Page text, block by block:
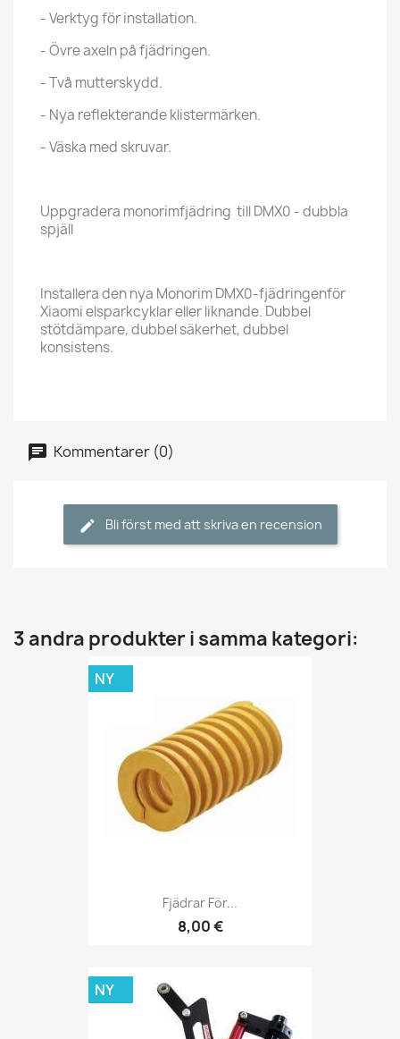
- Verktyg för installation.
- Övre axeln på fjädringen.
- Två mutterskydd.
- Nya reflekterande klistermärken.
- Väska med skruvar.
Uppgradera monorimfjädring till DMX0 - dubbla
spjäll
Installera den nya Monorim DMX0-fjädringenför
Xiaomi elsparkcyklar eller liknande. Dubbel
stötdämpare, dubbel säkerhet, dubbel
konsistens.
Kommentarer (0)
Bli först med att skriva en recension
3 andra produkter i samma kategori:
Fjädrar För...
8,00 €
NY
NY